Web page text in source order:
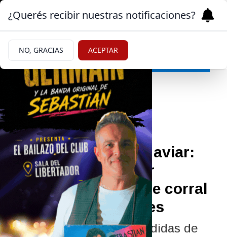
Agro
03/06/2026
Alerta por influenza aviar:
claves para prevenir
contagios en aves de corral
y criaderos familiares
El Senasa recordó las medidas de
¿Querés recibir nuestras notificaciones?
NO, GRACIAS ACEPTAR